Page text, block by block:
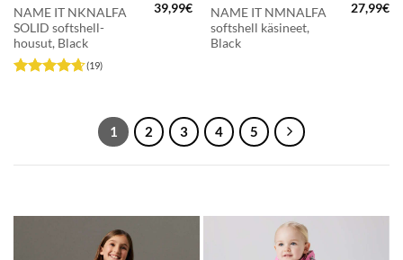
NAME IT NKNALFA
SOLID softshell-
housut, Black
(19)
39,99€
NAME IT NMNALFA
softshell käsineet,
Black
27,99€
1 2 3 4 5